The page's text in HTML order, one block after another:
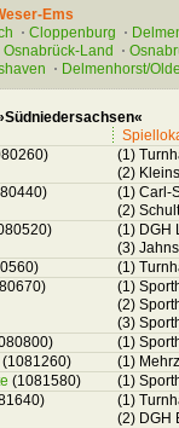
Ems
Cloppenburg
Osnabrück-Land
Delmenhorst/
(1)
(2)
(1) Carl-
(2)
(1) DGH
(3)
(1)
(1)
(2)
(3)
(1)
(1081260)
(1)
(1081580)
(1)
(1)
(2) DGH